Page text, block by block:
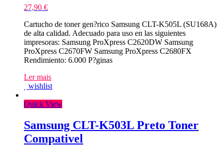
27,90 €
Cartucho de toner gen?rico Samsung CLT-K505L (SU168A)
de alta calidad. Adecuado para uso en las siguientes
impresoras: Samsung ProXpress C2620DW Samsung
ProXpress C2670FW Samsung ProXpress C2680FX
Rendimiento: 6.000 P?ginas
Ler mais
wishlist
Quick View
Samsung CLT-K503L Preto Toner
Compativel